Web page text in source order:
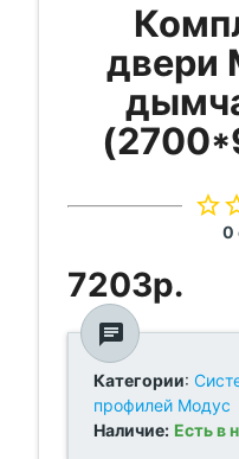
двери
star_border
0
7203р.
chat
Категории:
профилей Модус
Наличие: Есть в